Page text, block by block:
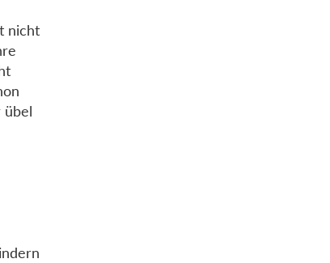
nicht
übel